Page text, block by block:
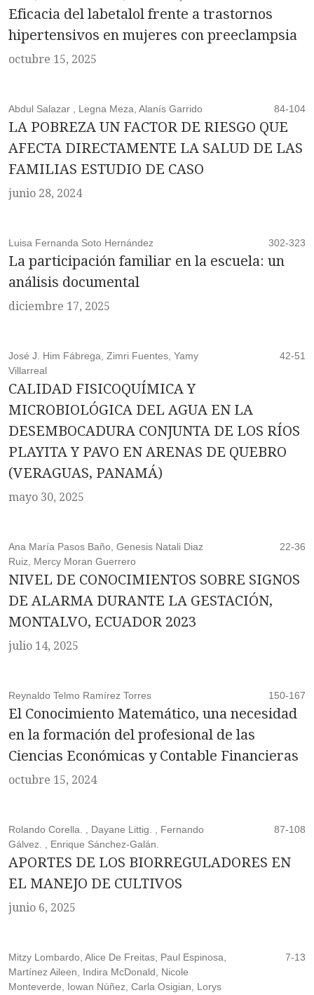
Eficacia del labetalol frente a trastornos
hipertensivos en mujeres con preeclampsia
octubre 15, 2025
Abdul Salazar , Legna Meza, Alanís Garrido 84-104
LA POBREZA UN FACTOR DE RIESGO QUE
AFECTA DIRECTAMENTE LA SALUD DE LAS
FAMILIAS ESTUDIO DE CASO
junio 28, 2024
Luisa Fernanda Soto Hernández 302-323
La participación familiar en la escuela: un
análisis documental
diciembre 17, 2025
José J. Him Fábrega, Zimri Fuentes, Yamy
Villarreal
42-51
CALIDAD FISICOQUÍMICA Y
MICROBIOLÓGICA DEL AGUA EN LA
DESEMBOCADURA CONJUNTA DE LOS RÍOS
PLAYITA Y PAVO EN ARENAS DE QUEBRO
(VERAGUAS, PANAMÁ)
mayo 30, 2025
Ana María Pasos Baño, Genesis Natali Diaz
Ruiz, Mercy Moran Guerrero
22-36
NIVEL DE CONOCIMIENTOS SOBRE SIGNOS
DE ALARMA DURANTE LA GESTACIÓN,
MONTALVO, ECUADOR 2023
julio 14, 2025
Reynaldo Telmo Ramírez Torres 150-167
El Conocimiento Matemático, una necesidad
en la formación del profesional de las
Ciencias Económicas y Contable Financieras
octubre 15, 2024
Rolando Corella. , Dayane Littig. , Fernando
Gálvez. , Enrique Sánchez-Galán.
87-108
APORTES DE LOS BIORREGULADORES EN
EL MANEJO DE CULTIVOS
junio 6, 2025
Mitzy Lombardo, Alice De Freitas, Paul Espinosa,
Martínez Aileen, Indira McDonald, Nicole
Monteverde, Iowan Núñez, Carla Osigian, Lorys
7-13